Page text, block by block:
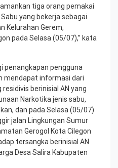
tiga orang pemakai
yang bekerja sebagai
Kelurahan Gerem,
pada Selasa (05/07),” kata
penangkapan pengguna
mendapat informasi dari
berinisial AN yang
Narkotika jenis sabu,
dan pada Selasa (05/07)
jalan Lingkungan Sumur
Gerogol Kota Cilegon
tersangka berinisial AN
Desa Salira Kabupaten